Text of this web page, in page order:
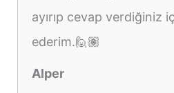
ayırıp cevap verdiğiniz
ederim.🙋🏽
Alper